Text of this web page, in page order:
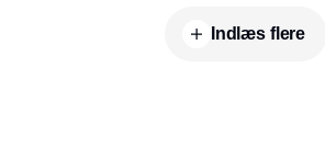
Indlæs flere